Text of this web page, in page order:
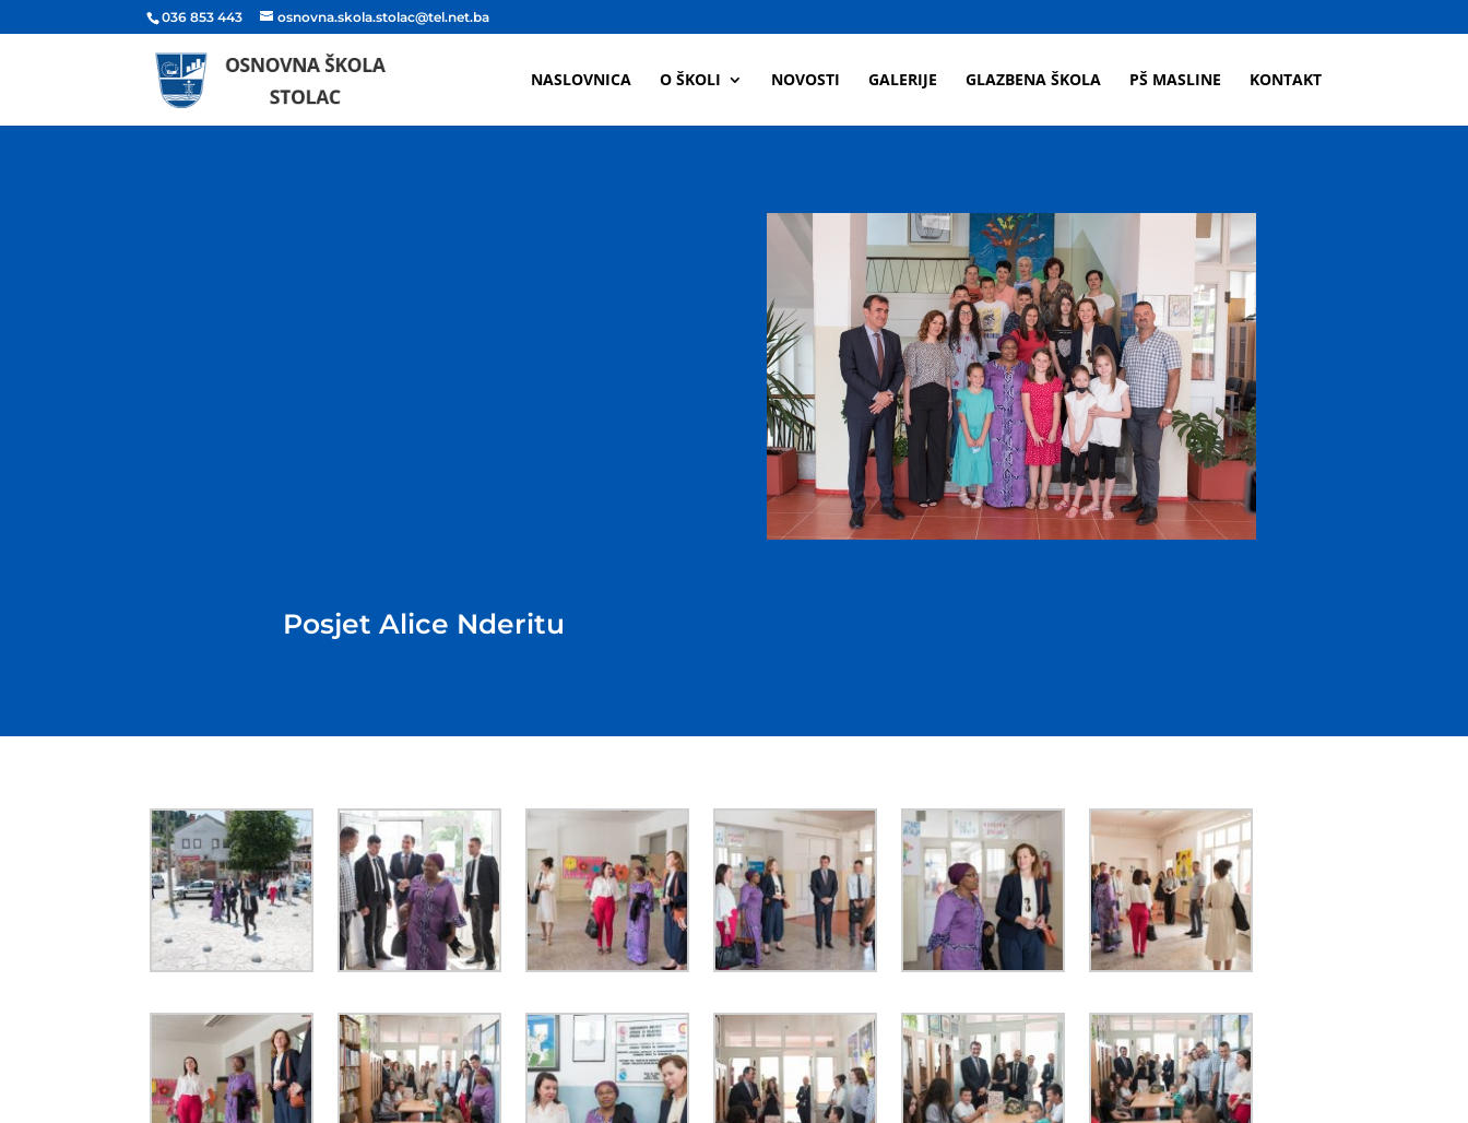
036 853 443 osnovna.skola.stolac@tel.net.ba
NASLOVNICA O ŠKOLI NOVOSTI GALERIJE GLAZBENA ŠKOLA PŠ MASLINE KONTAKT
Posjet Alice Nderitu